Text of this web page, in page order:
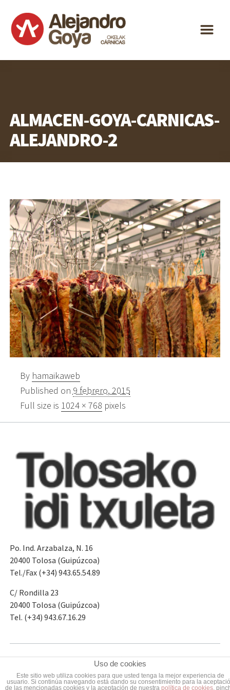
m
ALEJANDRO
GOYA
CONTACTO
ALMACEN-GOYA-CARNICAS-
ALEJANDRO-2
By hamaikaweb
Published on 9 febrero, 2015
Full size is 1024 × 768 pixels
Po. Ind. Arzabalza, N. 16
20400 Tolosa (Guipúzcoa)
Tel./Fax (+34) 943.65.54.89
C/ Rondilla 23
20400 Tolosa (Guipúzcoa)
Tel. (+34) 943.67.16.29
Términos y condiciones de uso Política de Cookies
2014 © Cárnicas Alejandro Goya Okelak
Uso de cookies
Este sitio web utiliza cookies para que usted tenga la mejor experiencia de
usuario. Si continúa navegando está dando su consentimiento para la
de las mencionadas cookies y la aceptación de nuestra política de cookies,